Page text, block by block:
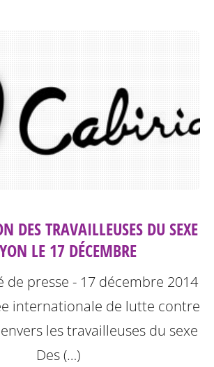
DES TRAVAILLEUSES DU SEXE
LE 17 DÉCEMBRE
de presse - 17 décembre 2014
internationale de lutte contre
les travailleuses du sexe
Des (…)